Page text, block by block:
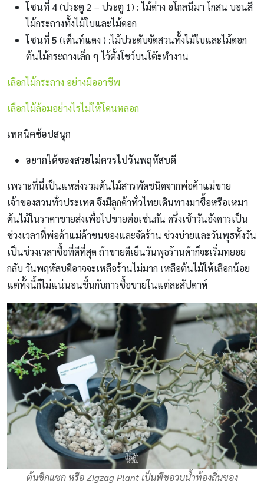
โซนที่ 4(ประตู 2 – ประตู 1) : ไม้ด่าง อโกลนีมา โกสน บอนสี
ไม้กระถางทั้งไม้ใบและไม้ดอก
โซนที่ 5 (เต็นท์แดง ) :ไม้ประดับจัดสวนทั้งไม้ใบและไม้ดอก
ต้นไม้กระถางเล็ก ๆ ไว้ตั้งโชว์บนโต๊ะทำงาน
เลือกไม้กระถาง อย่างมืออาชีพ
เลือกไม้ล้อมอย่างไรไม่ให้โดนหลอก
เทคนิคช้อปสนุก
อยากได้ของสวยไม่ควรไปวันพฤหัสบดี
เพราะที่นี่เป็นแหล่งรวมต้นไม้สารพัดชนิดจากพ่อค้าแม่ขาย
เจ้าของสวนทั่วประเทศ จึงมีลูกค้าทั่วไทยเดินทางมาซื้อหรือเหมา
ต้นไม้ในราคาขายส่งเพื่อไปขายต่อเช่นกัน ครึ่งเช้าวันอังคารเป็น
ช่วงเวลาที่พ่อค้าแม่ค้าขนของและจัดร้าน ช่วงบ่ายและวันพุธทั้งวัน
เป็นช่วงเวลาซื้อที่ดีที่สุด ถ้าขายดีเย็นวันพุธร้านค้าก็จะเริ่มทยอย
กลับ วันพฤหัสบดีอาจจะเหลือร้านไม่มาก เหลือต้นไม้ให้เลือกน้อย
แต่ทั้งนี้ก็ไม่แน่นอนขึ้นกับการซื้อขายในแต่ละสัปดาห์
ต้นซิกแซก หรือ Zigzag Plant เป็นพืชอวบน้ำท้องถิ่นของ